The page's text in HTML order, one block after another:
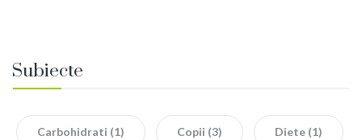
Subiecte
Carbohidrati (1) Copii (3) Diete (1)